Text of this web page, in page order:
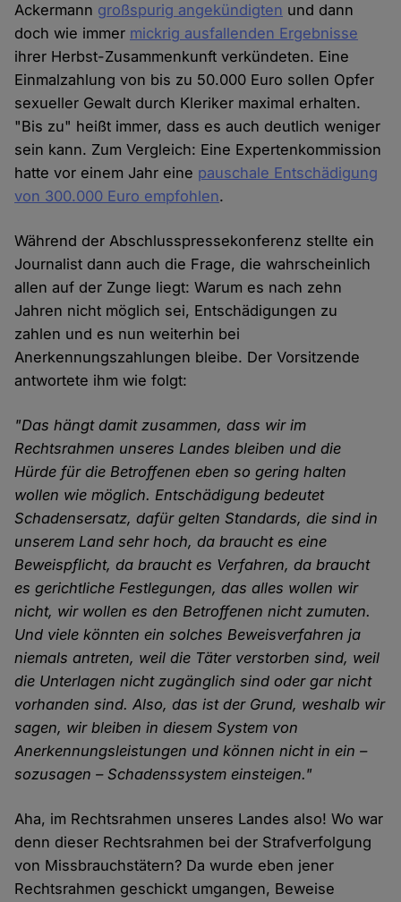
Ackermann großspurig angekündigten und dann
doch wie immer mickrig ausfallenden Ergebnisse
ihrer Herbst-Zusammenkunft verkündeten. Eine
Einmalzahlung von bis zu 50.000 Euro sollen Opfer
sexueller Gewalt durch Kleriker maximal erhalten.
"Bis zu" heißt immer, dass es auch deutlich weniger
sein kann. Zum Vergleich: Eine Expertenkommission
hatte vor einem Jahr eine pauschale Entschädigung
von 300.000 Euro empfohlen.
Während der Abschlusspressekonferenz stellte ein
Journalist dann auch die Frage, die wahrscheinlich
allen auf der Zunge liegt: Warum es nach zehn
Jahren nicht möglich sei, Entschädigungen zu
zahlen und es nun weiterhin bei
Anerkennungszahlungen bleibe. Der Vorsitzende
antwortete ihm wie folgt:
"Das hängt damit zusammen, dass wir im
Rechtsrahmen unseres Landes bleiben und die
Hürde für die Betroffenen eben so gering halten
wollen wie möglich. Entschädigung bedeutet
Schadensersatz, dafür gelten Standards, die sind in
unserem Land sehr hoch, da braucht es eine
Beweispflicht, da braucht es Verfahren, da braucht
es gerichtliche Festlegungen, das alles wollen wir
nicht, wir wollen es den Betroffenen nicht zumuten.
Und viele könnten ein solches Beweisverfahren ja
niemals antreten, weil die Täter verstorben sind, weil
die Unterlagen nicht zugänglich sind oder gar nicht
vorhanden sind. Also, das ist der Grund, weshalb wir
sagen, wir bleiben in diesem System von
Anerkennungsleistungen und können nicht in ein –
sozusagen – Schadenssystem einsteigen."
Aha, im Rechtsrahmen unseres Landes also! Wo war
denn dieser Rechtsrahmen bei der Strafverfolgung
von Missbrauchstätern? Da wurde eben jener
Rechtsrahmen geschickt umgangen, Beweise